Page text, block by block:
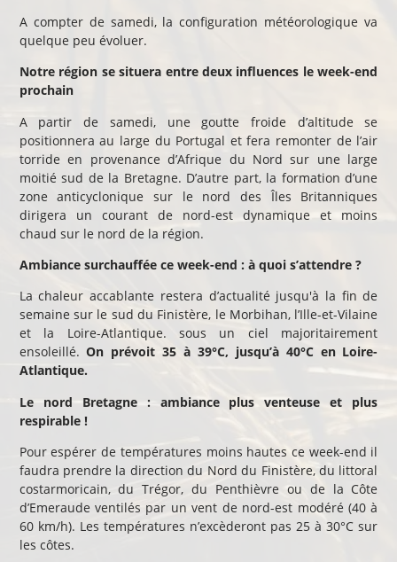
A compter de samedi, la configuration météorologique va
quelque peu évoluer.
Notre région se situera entre deux influences le week-end
prochain
A partir de samedi, une goutte froide d’altitude se
positionnera au large du Portugal et fera remonter de l’air
torride en provenance d’Afrique du Nord sur une large
moitié sud de la Bretagne. D’autre part, la formation d’une
zone anticyclonique sur le nord des Îles Britanniques
dirigera un courant de nord-est dynamique et moins
chaud sur le nord de la région.
Ambiance surchauffée ce week-end : à quoi s’attendre ?
La chaleur accablante restera d’actualité jusqu'à la fin de
semaine sur le sud du Finistère, le Morbihan, l’Ille-et-Vilaine
et la Loire-Atlantique. sous un ciel majoritairement
ensoleillé.On prévoit 35 à 39°C, jusqu’à 40°C en Loire-
Atlantique.
Le nord Bretagne : ambiance plus venteuse et plus
respirable !
Pour espérer de températures moins hautes ce week-end il
faudra prendre la direction du Nord du Finistère, du littoral
costarmoricain, du Trégor, du Penthièvre ou de la Côte
d’Emeraude ventilés par un vent de nord-est modéré (40 à
60 km/h). Les températures n’excèderont pas 25 à 30°C sur
les côtes.